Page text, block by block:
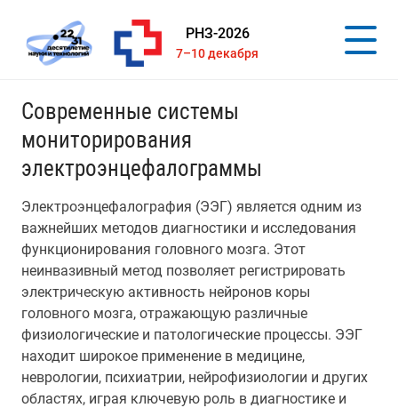
РНЗ-2026
7–10 декабря
Современные системы
мониторирования
электроэнцефалограммы
Электроэнцефалография (ЭЭГ) является одним из
важнейших методов диагностики и исследования
функционирования головного мозга. Этот
неинвазивный метод позволяет регистрировать
электрическую активность нейронов коры
головного мозга, отражающую различные
физиологические и патологические процессы. ЭЭГ
находит широкое применение в медицине,
неврологии, психиатрии, нейрофизиологии и других
областях, играя ключевую роль в диагностике и